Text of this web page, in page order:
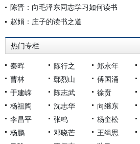
陈晋：向毛泽东同志学习如何读书
赵娟：庄子的读书之道
热门专栏
秦晖 陈行之 郑永年
曹林
鄢烈山 傅国涌
于建嵘
陈志武 徐贲
杨祖陶
沈志华 向继东
李昌平
张鸣 杨奎松
杨鹏
邓晓芒 王缉思